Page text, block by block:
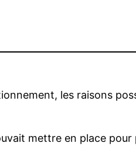
les raisons
mettre en place